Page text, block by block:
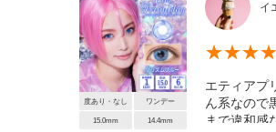
度あり・なし ワンデー
15.0mm 14.4mm
イ
★★★★
エティアプ
ん系なので
まで違和感